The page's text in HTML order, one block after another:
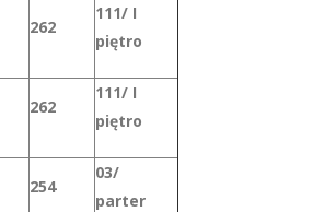
262
111/ I
piętro
262
111/ I
piętro
254
03/
parter